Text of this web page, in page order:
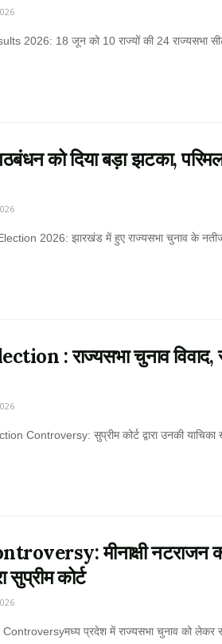
2026: 18 जून को 10 राज्यों की 24 राज्यसभा
को दिया बड़ा झटका, परिमल
2026: झारखंड में हुए राज्यसभा चुनाव के नतीजों
: राज्यसभा चुनाव
Controversy: सुप्रीम कोर्ट द्वारा उनकी याचिका
मीनाक्षी नटराजन का
कोर्ट
प्रदेश में राज्यसभा चुनाव को लेकर